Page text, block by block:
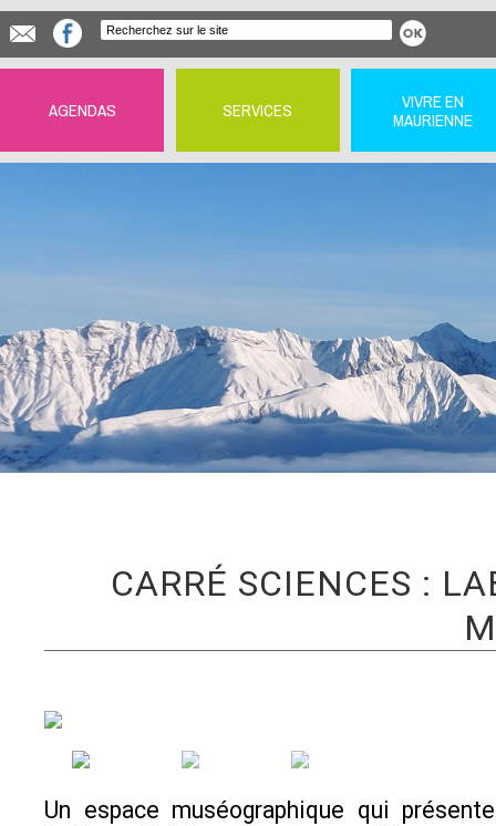
AGENDAS SERVICES
VIVRE EN
MAURIENNE
CARRÉ SCIENCES :
Un espace muséographique qui